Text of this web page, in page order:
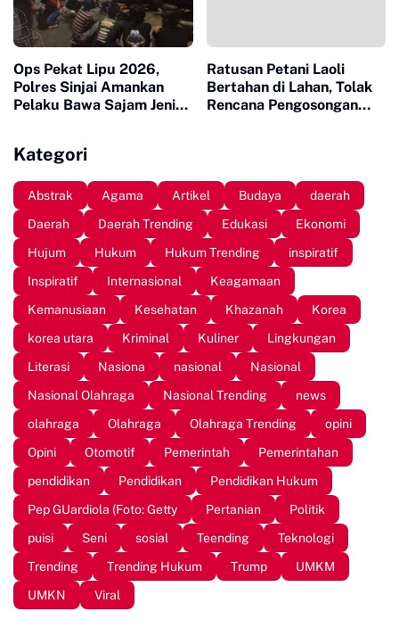
Ops Pekat Lipu 2026,
Polres Sinjai Amankan
Pelaku Bawa Sajam Jenis
Ratusan Petani Laoli
Bertahan di Lahan, Tolak
Rencana Pengosongan
Kategori
Abstrak Agama Artikel Budaya
daerah
Daerah
Daerah Trending Edukasi
Ekonomi
Hujum
Hukum Hukum Trending
inspiratif
Inspiratif
Internasional
Keagamaan
Kemanusiaan
Kesehatan Khazanah
Korea
korea utara
Kriminal Kuliner
Lingkungan
Literasi
Nasiona nasional
Nasional
Nasional Olahraga
Nasional Trending
news
olahraga
Olahraga Olahraga Trending
opini
Opini
Otomotif Pemerintah
Pemerintahan
pendidikan
Pendidikan
Pendidikan Hukum
Pep GUardiola (Foto: Getty
Pertanian
Politik
puisi
Seni sosial Teending
Teknologi
Trending
Trending Hukum Trump
UMKM
UMKN
Viral